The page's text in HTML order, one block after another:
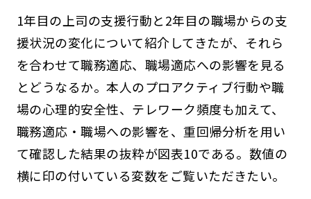
1年目の上司の支援行動と2年目の職場からの支
援状況の変化について紹介してきたが、それら
を合わせて職務適応、職場適応への影響を見る
とどうなるか。本人のプロアクティブ行動や職
場の心理的安全性、テレワーク頻度も加えて、
職務適応・職場への影響を、重回帰分析を用い
て確認した結果の抜粋が図表10である。数値の
横に印の付いている変数をご覧いただきたい。